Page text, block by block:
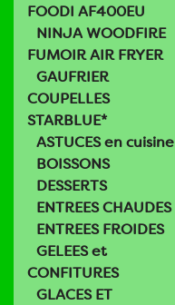
FOODI AF400EU
NINJA WOODFIRE
FUMOIR AIR FRYER
GAUFRIER
COUPELLES
STARBLUE*
ASTUCES en cuisine
BOISSONS
DESSERTS
ENTREES CHAUDES
ENTREES FROIDES
GELEES et
CONFITURES
GLACES ET